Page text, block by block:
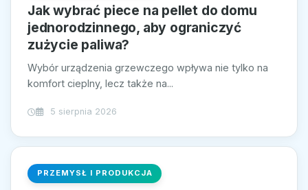
Jak wybrać piece na pellet do domu
jednorodzinnego, aby ograniczyć
zużycie paliwa?
Wybór urządzenia grzewczego wpływa nie tylko na
komfort cieplny, lecz także na...
5 sierpnia 2026
PRZEMYSŁ I PRODUKCJA